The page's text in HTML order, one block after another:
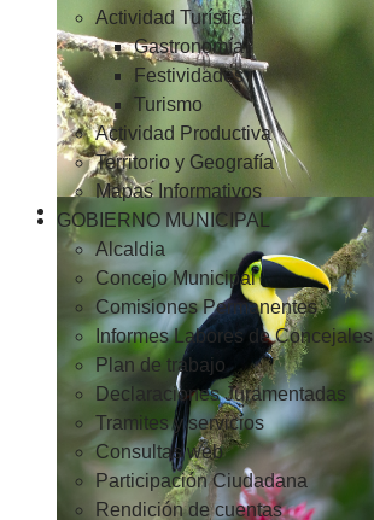
Actividad Turística
Gastronomía
Festividades
Turismo
Actividad Productiva
Territorio y Geografía
Mapas Informativos
GOBIERNO MUNICIPAL
Alcaldia
Concejo Municipal
Comisiones Permanentes
Informes Labores de Concejales
Plan de trabajo
Declaraciones Juramentadas
Tramites y servicios
Consultas web
Participación Ciudadana
Rendición de cuentas